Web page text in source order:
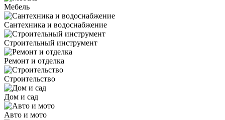
Мебель
Сантехника и водоснабжение
Строительный инструмент
Ремонт и отделка
Строительство
Дом и сад
Авто и мото